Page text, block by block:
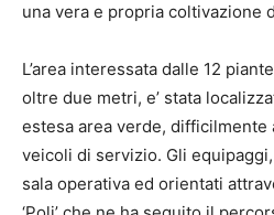
una vera e propria coltivazione
L’area interessata dalle 12
oltre due metri, e’ stata
estesa area verde, difficilmente
veicoli di servizio. Gli
sala operativa ed orientati